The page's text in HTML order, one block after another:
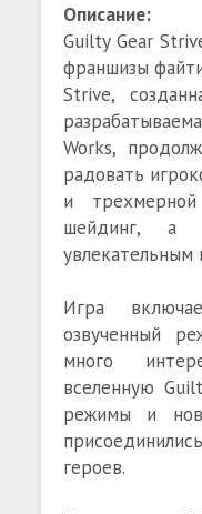
Описание:
Guilty Gear
франшизы
Strive,
Works,
радовать
и
шейдинг, а
Игра
озвученный
много
вселенную
режимы и
героев.